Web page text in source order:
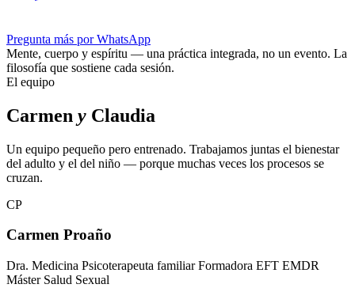
Pregunta más por WhatsApp
Mente, cuerpo y espíritu — una práctica integrada, no un evento. La
filosofía que sostiene cada sesión.
El equipo
Carmen y Claudia
Un equipo pequeño pero entrenado. Trabajamos juntas el bienestar
del adulto y el del niño — porque muchas veces los procesos se
cruzan.
CP
Carmen Proaño
Dra. Medicina Psicoterapeuta familiar Formadora EFT EMDR
Máster Salud Sexual